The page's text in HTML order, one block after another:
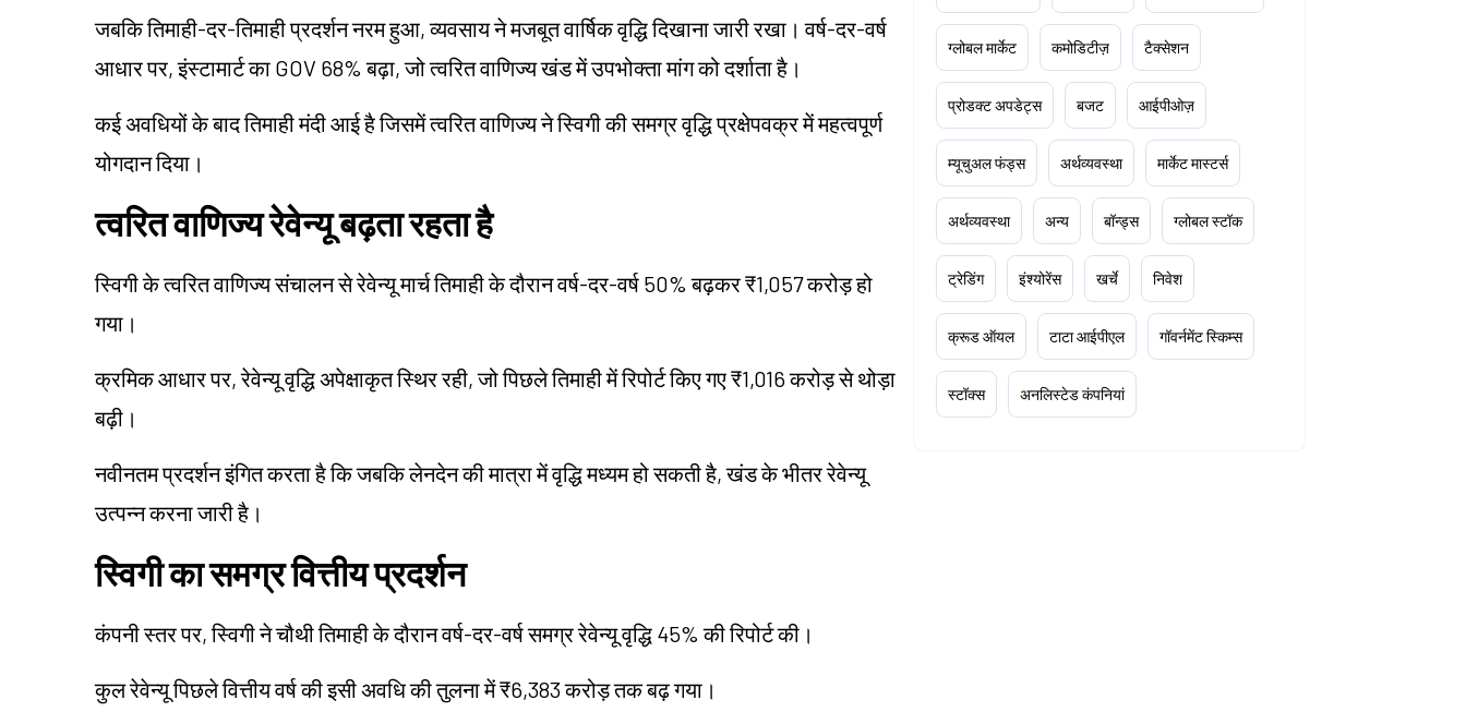
जबकि तिमाही-दर-तिमाही प्रदर्शन नरम हुआ, व्यवसाय ने मजबूत वार्षिक वृद्धि दिखाना जारी रखा। वर्ष-दर-वर्ष
आधार पर, इंस्टामार्ट का GOV 68% बढ़ा, जो त्वरित वाणिज्य खंड में उपभोक्ता मांग को दर्शाता है।
कई अवधियों के बाद तिमाही मंदी आई है जिसमें त्वरित वाणिज्य ने स्विगी की समग्र वृद्धि प्रक्षेपवक्र में महत्वपूर्ण
योगदान दिया।
त्वरित वाणिज्य रेवेन्यू बढ़ता रहता है
स्विगी के त्वरित वाणिज्य संचालन से रेवेन्यू मार्च तिमाही के दौरान वर्ष-दर-वर्ष 50% बढ़कर ₹1,057 करोड़ हो
गया।
क्रमिक आधार पर, रेवेन्यू वृद्धि अपेक्षाकृत स्थिर रही, जो पिछले तिमाही में रिपोर्ट किए गए ₹1,016 करोड़ से थोड़ा
बढ़ी।
नवीनतम प्रदर्शन इंगित करता है कि जबकि लेनदेन की मात्रा में वृद्धि मध्यम हो सकती है, खंड के भीतर रेवेन्यू
उत्पन्न करना जारी है।
स्विगी का समग्र वित्तीय प्रदर्शन
कंपनी स्तर पर, स्विगी ने चौथी तिमाही के दौरान वर्ष-दर-वर्ष समग्र रेवेन्यू वृद्धि 45% की रिपोर्ट की।
कुल रेवेन्यू पिछले वित्तीय वर्ष की इसी अवधि की तुलना में ₹6,383 करोड़ तक बढ़ गया।
ग्लोबल मार्केट कमोडिटीज़ टैक्सेशन
प्रोडक्ट अपडेट्स बजट आईपीओज़
म्यूचुअल फंड्स अर्थव्यवस्था मार्केट मास्टर्स
अर्थव्यवस्था अन्य बॉन्ड्स ग्लोबल स्टॉक
ट्रेडिंग इंश्योरेंस खर्चे निवेश
क्रूड ऑयल टाटा आईपीएल गॉवर्नमेंट स्किम्स
स्टॉक्स अनलिस्टेड कंपनियां